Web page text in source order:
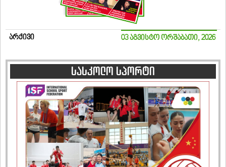
არქივი 03 აგვისტო ორშაბათი, 2026
სასკოლო სპორტი